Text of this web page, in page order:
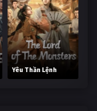
Yêu Thần Lệnh